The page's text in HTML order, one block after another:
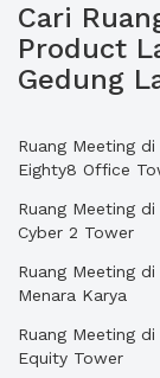
Cari
Product
Gedung
Ruang Meeting di
Eighty8 Office
Ruang Meeting di
Cyber 2 Tower
Ruang Meeting di
Menara Karya
Ruang Meeting di
Equity Tower